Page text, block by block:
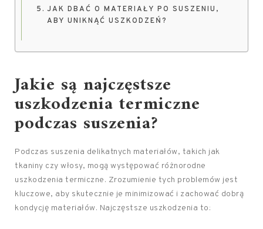
JAK DBAĆ O MATERIAŁY PO SUSZENIU,
ABY UNIKNĄĆ USZKODZEŃ?
Jakie są najczęstsze
uszkodzenia termiczne
podczas suszenia?
Podczas suszenia delikatnych materiałów, takich jak
tkaniny czy włosy, mogą występować różnorodne
uszkodzenia termiczne. Zrozumienie tych problemów jest
kluczowe, aby skutecznie je minimizować i zachować dobrą
kondycję materiałów. Najczęstsze uszkodzenia to: